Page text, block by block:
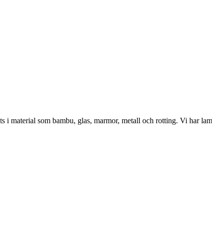
material som bambu, glas, marmor, metall och rotting. Vi har